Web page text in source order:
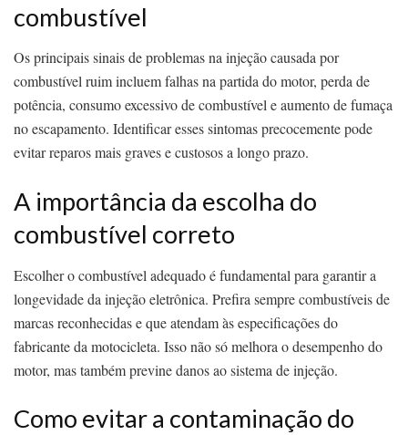
combustível
Os principais sinais de problemas na injeção causada por
combustível ruim incluem falhas na partida do motor, perda de
potência, consumo excessivo de combustível e aumento de fumaça
no escapamento. Identificar esses sintomas precocemente pode
evitar reparos mais graves e custosos a longo prazo.
A importância da escolha do
combustível correto
Escolher o combustível adequado é fundamental para garantir a
longevidade da injeção eletrônica. Prefira sempre combustíveis de
marcas reconhecidas e que atendam às especificações do
fabricante da motocicleta. Isso não só melhora o desempenho do
motor, mas também previne danos ao sistema de injeção.
Como evitar a contaminação do